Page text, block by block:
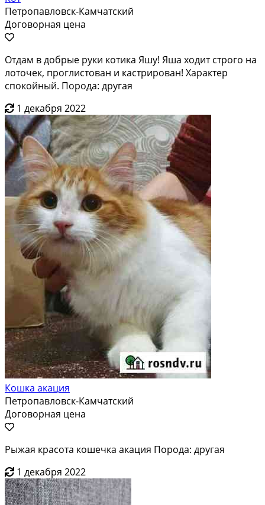
Петропавловск-Камчатский
Договорная цена
Отдам в добрые руки котика Яшу! Яша ходит строго на
лоточек, проглистован и кастрирован! Характер
спокойный. Порода: другая
1 декабря 2022
Кошка акация
Петропавловск-Камчатский
Договорная цена
Рыжая красота кошечка акация Порода: другая
1 декабря 2022